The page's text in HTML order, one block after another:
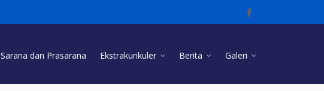
Sarana dan Prasarana Ekstrakurikuler Berita Galeri